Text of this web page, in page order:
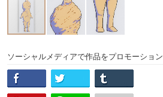
ソーシャルメディアで作品をプロモーション